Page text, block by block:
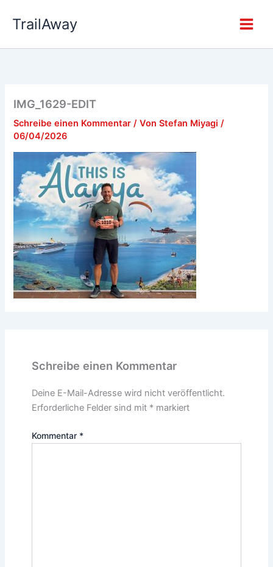
InhaltTrailAway
IMG_1629-EDIT
Schreibe einen Kommentar / VonStefan Miyagi/
06/04/2026
Schreibe einen Kommentar
Deine E-Mail-Adresse wird nicht veröffentlicht.
Erforderliche Felder sind mit *markiert
Kommentar *